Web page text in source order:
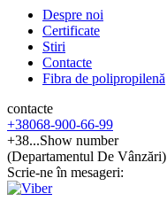
Despre noi
Certificate
Stiri
Contacte
Fibra de polipropilenă
contacte
+38068-900-66-99
+38...Show number
(Departamentul De Vânzări)
Scrie-ne în mesageri: